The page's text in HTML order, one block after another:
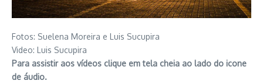
Fotos: Suelena Moreira e Luis Sucupira
Video: Luis Sucupira
Para assistir aos vídeos clique em tela cheia ao lado do icone
de áudio.